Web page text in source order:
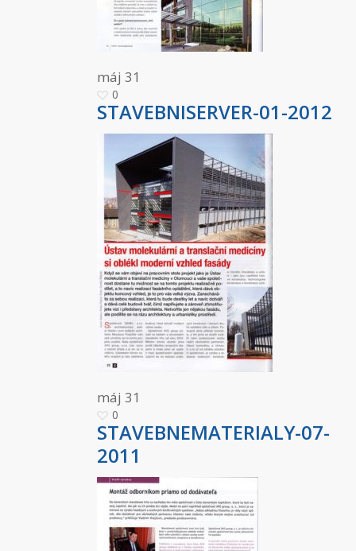
máj 31
0
STAVEBNISERVER-01-2012
máj 31
0
STAVEBNEMATERIALY-07-
2011